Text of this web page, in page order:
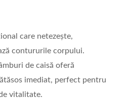
care netezește,
contururile corpului.
de caisă oferă
imediat, perfect pentru
vitalitate.